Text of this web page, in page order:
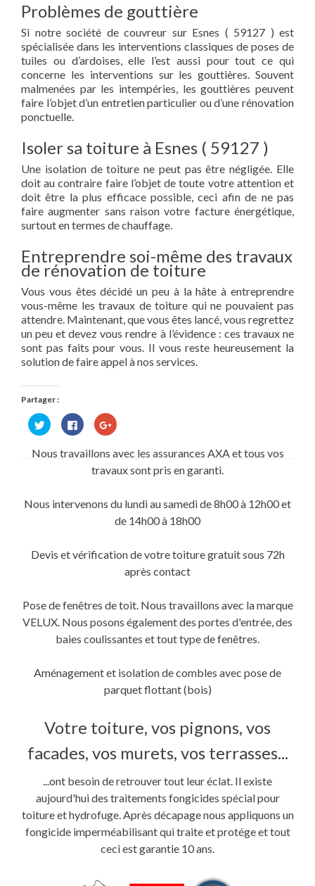
Problèmes de gouttière
Si notre société de couvreur sur Esnes ( 59127 ) est
spécialisée dans les interventions classiques de poses de
tuiles ou d’ardoises, elle l’est aussi pour tout ce qui
concerne les interventions sur les gouttières. Souvent
malmenées par les intempéries, les gouttières peuvent
faire l’objet d’un entretien particulier ou d’une rénovation
ponctuelle.
Isoler sa toiture à Esnes ( 59127 )
Une isolation de toiture ne peut pas être négligée. Elle
doit au contraire faire l’objet de toute votre attention et
doit être la plus efficace possible, ceci afin de ne pas
faire augmenter sans raison votre facture énergétique,
surtout en termes de chauffage.
Entreprendre soi-même des travaux
de rénovation de toiture
Vous vous êtes décidé un peu à la hâte à entreprendre
vous-même les travaux de toiture qui ne pouvaient pas
attendre. Maintenant, que vous êtes lancé, vous regrettez
un peu et devez vous rendre à l’évidence : ces travaux ne
sont pas faits pour vous. Il vous reste heureusement la
solution de faire appel à nos services.
Partager :
Cliquez
pour
partager
Twitter(ouvre
Cliquez
pour
partager
sur
Facebook(ouvre
dans
une
Cliquez
pour
Google+
dans
fenêtre)
Nous travaillons avec les assurances AXA et tous vos
travaux sont pris en garanti.
Nous intervenons du lundi au samedi de 8h00 à 12h00 et
de 14h00 à 18h00
Devis et vérification de votre toiture gratuit sous 72h
après contact
Pose de fenêtres de toit. Nous travaillons avec la marque
VELUX. Nous posons également des portes d'entrée, des
baies coulissantes et tout type de fenêtres.
Aménagement et isolation de combles avec pose de
parquet flottant (bois)
Votre toiture, vos pignons, vos
facades, vos murets, vos terrasses...
...ont besoin de retrouver tout leur éclat. Il existe
aujourd'hui des traitements fongicides spécial pour
toiture et hydrofuge. Après décapage nous appliquons un
fongicide imperméabilisant qui traite et protége et tout
ceci est garantie 10 ans.